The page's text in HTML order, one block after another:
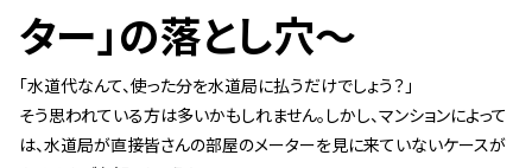
ター」の落とし穴〜
「水道代なんて、使った分を水道局に払うだけでしょう？」
そう思われている方は多いかもしれません。しかし、マンションによって
は、水道局が直接皆さんの部屋のメーターを見に来ていないケースが
建物・設備維持
大規模修繕のご意見番 »